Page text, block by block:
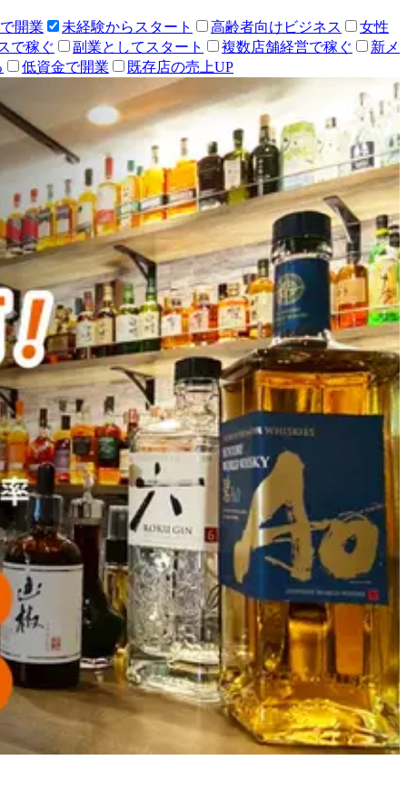
開業 未経験からスタート 高齢者向けビジネス
女性
で稼ぐ
副業としてスタート 複数店舗経営で稼ぐ
新メ
低資金で開業 既存店の売上UP